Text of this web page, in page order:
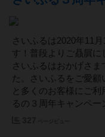
さいふるは2020年11
す！普段よりご贔屓に
さいふるはおかげさま
た。さいふるをご愛
と多くのお客様にご
るの３周年キャンペー